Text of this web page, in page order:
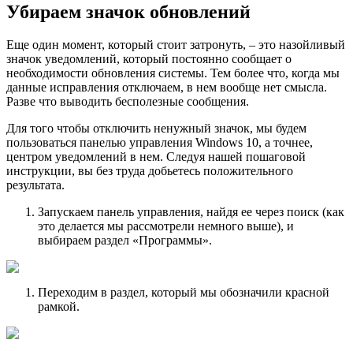
Убираем значок обновлений
Еще один момент, который стоит затронуть, – это назойливый
значок уведомлений, который постоянно сообщает о
необходимости обновления системы. Тем более что, когда мы
данные исправления отключаем, в нем вообще нет смысла.
Разве что выводить бесполезные сообщения.
Для того чтобы отключить ненужный значок, мы будем
пользоваться панелью управления Windows 10, а точнее,
центром уведомлений в нем. Следуя нашей пошаговой
инструкции, вы без труда добьетесь положительного
результата.
Запускаем панель управления, найдя ее через поиск (как
это делается мы рассмотрели немного выше), и
выбираем раздел «Программы».
Переходим в раздел, который мы обозначили красной
рамкой.